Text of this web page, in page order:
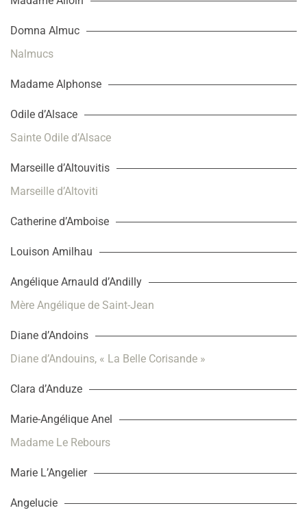
Domna Almuc
Nalmucs
Madame Alphonse
Odile d’Alsace
Sainte Odile d’Alsace
Marseille d’Altouvitis
Marseille d’Altoviti
Catherine d’Amboise
Louison Amilhau
Angélique Arnauld d’Andilly
Mère Angélique de Saint-Jean
Diane d’Andoins
Diane d’Andouins, « La Belle Corisande »
Clara d’Anduze
Marie-Angélique Anel
Madame Le Rebours
Marie L’Angelier
Angelucie